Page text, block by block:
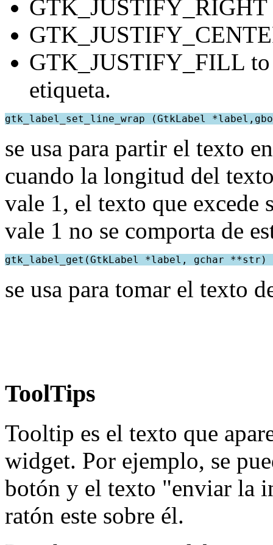
GTK_JUSTIFY_RIGHT
GTK_JUSTIFY_FILL to
etiqueta.
gtk_label_set_line_wrap (GtkLabel
se usa para partir el texto
cuando la longitud del
vale 1, el texto que excede
vale 1 no se comporta de
gtk_label_get(GtkLabel *label, gchar **str)
se usa para tomar el texto
ToolTips
Tooltip es el texto que
widget. Por ejemplo, se
botón y el texto "enviar la
ratón este sobre él.